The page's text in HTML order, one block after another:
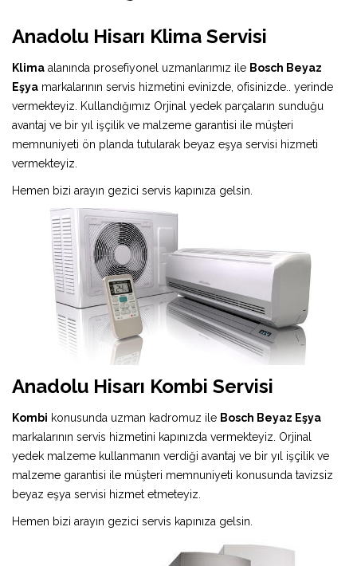
Anadolu Hisarı Klima Servisi
Klima alanında prosefiyonel uzmanlarımız ile Bosch Beyaz
Eşya markalarının servis hizmetini evinizde, ofisinizde.. yerinde
vermekteyiz. Kullandığımız Orjinal yedek parçaların sunduğu
avantaj ve bir yıl işçilik ve malzeme garantisi ile müşteri
memnuniyeti ön planda tutularak beyaz eşya servisi hizmeti
vermekteyiz.
Hemen bizi arayın gezici servis kapınıza gelsin.
Anadolu Hisarı Kombi Servisi
Kombi konusunda uzman kadromuz ile Bosch Beyaz Eşya
markalarının servis hizmetini kapınızda vermekteyiz. Orjinal
yedek malzeme kullanmanın verdiği avantaj ve bir yıl işçilik ve
malzeme garantisi ile müşteri memnuniyeti konusunda tavizsiz
beyaz eşya servisi hizmet etmeteyiz.
Hemen bizi arayın gezici servis kapınıza gelsin.